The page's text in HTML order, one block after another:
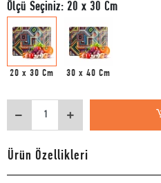
Ölçü Seçiniz: 20 x 30 Cm
20 x 30 Cm 30 x 40 Cm
Ürün Özellikleri